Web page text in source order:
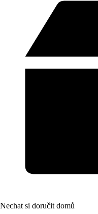
Nechat si doručit domů